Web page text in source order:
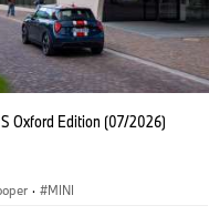
Oxford Edition (07/2026)
· MINI